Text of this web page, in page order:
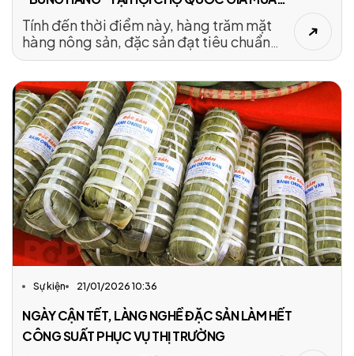
XUÂN 2026
Tính đến thời điểm này, hàng trăm mặt
hàng nông sản, đặc sản đạt tiêu chuẩn
OCOP 3 sao tới 5 sao của các HTX từ
bị “bung hàng” tại Hội chợ Quốc gia Mùa
xuân 2026.
Sự kiện 21/01/2026 10:36
NGÀY CẬN TẾT, LÀNG NGHỀ ĐẶC SẢN LÀM HẾT
CÔNG SUẤT PHỤC VỤ THỊ TRƯỜNG